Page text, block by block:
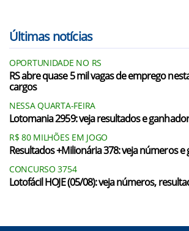
Últimas notícias
OPORTUNIDADE NO RS
RS abre quase 5 mil vagas de emprego
cargos
NESSA QUARTA-FEIRA
Lotomania 2959: veja resultados e
R$ 80 MILHÕES EM JOGO
Resultados +Milionária 378: veja números
CONCURSO 3754
Lotofácil HOJE (05/08): veja números,